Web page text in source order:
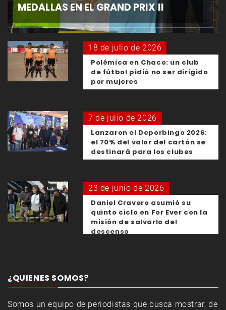
MEDALLAS EN EL GRAND PRIX II
18 de julio de 2026
Polémica en Chaco: un club
de fútbol pidió no ser dirigido
por mujeres
7 de julio de 2026
Lanzaron el Deporbingo 2026:
el 70% del valor del cartón se
destinará para los clubes
23 de junio de 2026
Daniel Cravero asumió su
quinto ciclo en For Ever con la
misión de salvarlo del
descenso
¿QUIENES SOMOS?
Somos un equipo de periodistas que busca mostrar, de